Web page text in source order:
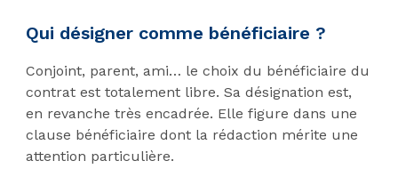
Qui désigner comme bénéficiaire ?
Conjoint, parent, ami… le choix du bénéficiaire du
contrat est totalement libre. Sa désignation est,
en revanche très encadrée. Elle figure dans une
clause bénéficiaire dont la rédaction mérite une
attention particulière.